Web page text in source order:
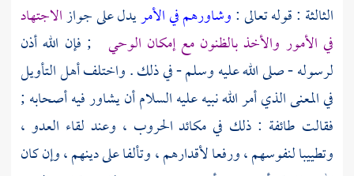
الثالثة : قوله تعالى :وشاورهم في الأمريدل على جوازالاجتهاد
في الأمور والأخذ بالظنون مع إمكان الوحي ; فإن الله أذن
لرسوله - صلى الله عليه وسلم - في ذلك . واختلف أهل التأويل
في المعنى الذي أمر الله نبيه عليه السلام أن يشاور فيه أصحابه ;
فقالت طائفة : ذلك في مكائد الحروب ، وعند لقاء العدو ،
وتطييبا لنفوسهم ، ورفعا لأقدارهم ، وتألفا على دينهم ، وإن كان